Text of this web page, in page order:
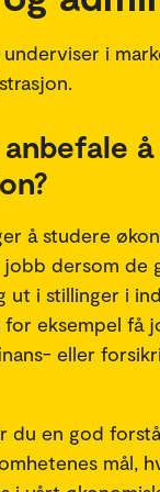
i
å studere
dersom de
i stillinger i
eksempel få
eller
du en god
mål,